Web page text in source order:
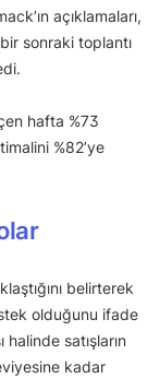
açıklamaları,
bir sonraki toplantı
hafta %73
%82’ye
belirterek
olduğunu ifade
halinde satışların
kadar